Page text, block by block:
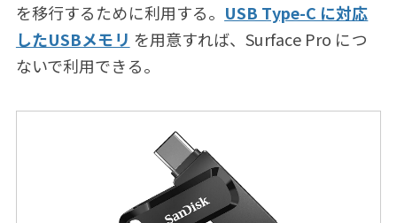
を移行するために利用する。 USB Type-C に対応
したUSBメモリ を用意すれば、Surface Pro につ
ないで利用できる。